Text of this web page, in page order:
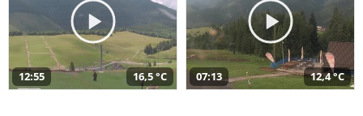
12:55 16,5 °C 07:13 12,4 °C